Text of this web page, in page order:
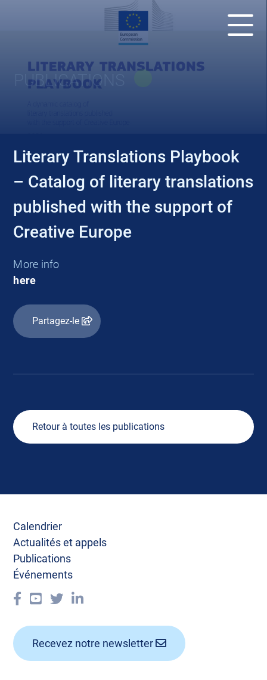
PUBLICATIONS
Literary Translations Playbook
– Catalog of literary translations
published with the support of
Creative Europe
More info
here
Partagez-le
Retour à toutes les publications
Calendrier
Actualités et appels
Publications
Événements
Recevez notre newsletter